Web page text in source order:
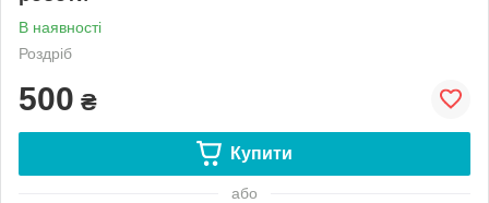
В наявності
Роздріб
500 ₴
Купити
або